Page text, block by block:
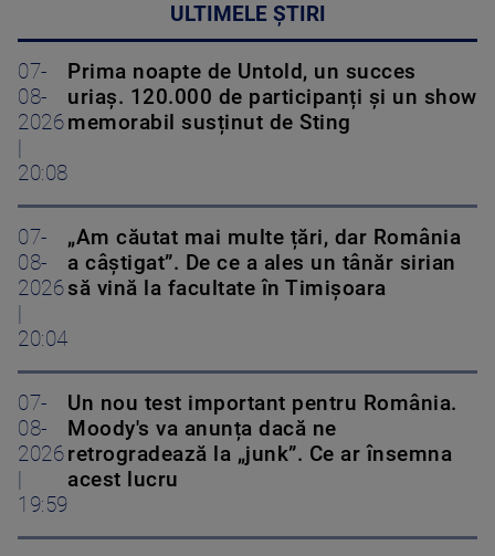
ULTIMELE ȘTIRI
07-
08-
2026
20:08
Prima noapte de Untold, un succes
uriaș. 120.000 de participanți și un show
memorabil susținut de Sting
07-
08-
2026
20:04
„Am căutat mai multe țări, dar România
a câștigat”. De ce a ales un tânăr sirian
să vină la facultate în Timișoara
07-
08-
2026
19:59
Un nou test important pentru România.
Moody's va anunța dacă ne
retrogradează la „junk”. Ce ar însemna
acest lucru